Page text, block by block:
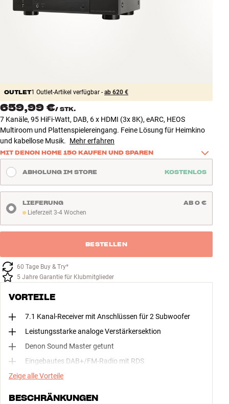
Zubehör
ANGEBOTE
Store Finden
Kundendienst
Anmelden
Kundendienst
OUTLET1 Outlet-Artikel verfügbar - ab 620 €
659,99 €/ STK.
7 Kanäle, 95 HiFi-Watt, DAB, 6 x HDMI (3x 8K), eARC, HEOS
Multiroom und Plattenspielereingang. Feine Lösung für Heimkino
und kabellose Musik. Mehr erfahren
MIT DENON HOME 150 KAUFEN UND SPAREN
Kaufe dieses Produkt zusammen mit einem Denon Home 150 und
spare 100 €. So bringst Du guten Sound ganz einfach in einen
weiteren Raum – zum Beispiel in die Küche, ins Büro oder ins
Schlafzimmer.
Mehr erfahren
ABHOLUNG IM STORE KOSTENLOS
Lieferzeit 3-4 Wochen
Lieferzeit 3-4 Wochen
LIEFERUNG AB 0 €
BESTELLEN
60 Tage Buy & Try*
5 Jahre Garantie für Klubmitglieder
VORTEILE
7.1 Kanal-Receiver mit Anschlüssen für 2 Subwoofer
Leistungsstarke analoge Verstärkersektion
Denon Sound Master getunt
Eingebautes DAB+/FM-Radio mit RDS
Zeige alle Vorteile
BESCHRÄNKUNGEN